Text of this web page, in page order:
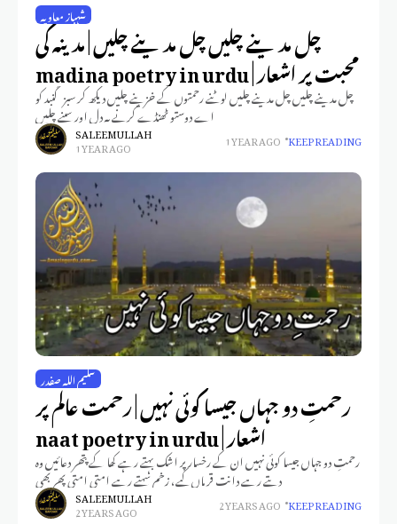
شہباز معاویہ
چل مدینے چلیں چل مدینے چلیں | مدینہ کی
محبت پر اشعار | madina poetry in urdu
چل مدینے چلیں چل مدینے چلیں لوٹنے رحمتوں کے خزینے چلیں دیکھ کر سبز گنبد کو
اے دوستو ٹھنڈے کرنے یہ دل اور سینے چلیں
SALEEM ULLAH
1 YEAR AGO 1 YEAR AGO KEEP READING
سلیم اللہ صفدر
رحمتِ دو جہاں جیسا کوئی نہیں | رحمت عالم پر
اشعار | naat poetry in urdu
رحمتِ دو جہاں جیسا کوئی نہیں ان کے رخسار پر اشک بہتے رہے کھا کے پتھر دعائیں وہ
دیتے رہے دانت قرباں کیے، زخم سہتے رہے امتی امتی پھر بھی
SALEEM ULLAH
2 YEARS AGO 2 YEARS AGO KEEP READING